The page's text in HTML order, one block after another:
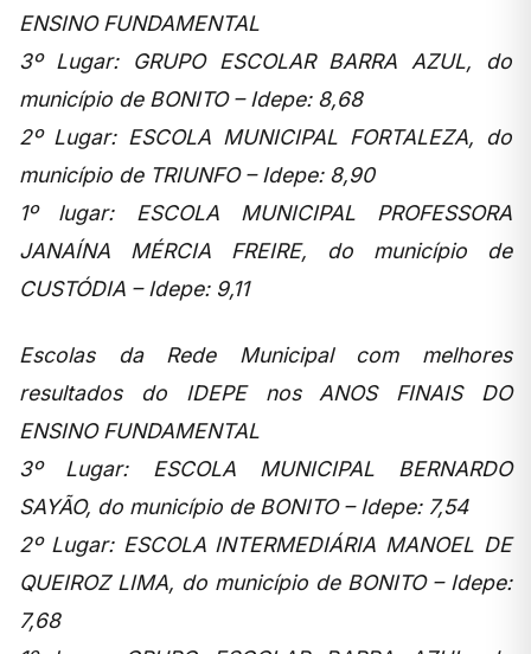
ENSINO FUNDAMENTAL
3º Lugar: GRUPO ESCOLAR BARRA AZUL, do
município de BONITO – Idepe: 8,68
2º Lugar: ESCOLA MUNICIPAL FORTALEZA, do
município de TRIUNFO – Idepe: 8,90
1º lugar: ESCOLA MUNICIPAL PROFESSORA
JANAÍNA MÉRCIA FREIRE, do município de
CUSTÓDIA – Idepe: 9,11
Escolas da Rede Municipal com melhores
resultados do IDEPE nos ANOS FINAIS DO
ENSINO FUNDAMENTAL
3º Lugar: ESCOLA MUNICIPAL BERNARDO
SAYÃO, do município de BONITO – Idepe: 7,54
2º Lugar: ESCOLA INTERMEDIÁRIA MANOEL DE
QUEIROZ LIMA, do município de BONITO – Idepe:
7,68